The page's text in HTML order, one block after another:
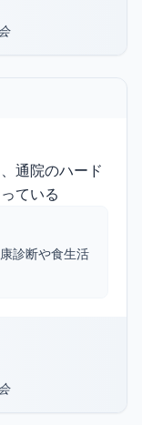
通院のハード
ている
診断や食生活